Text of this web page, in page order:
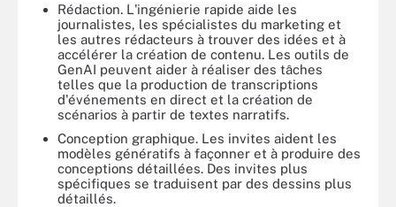
Rédaction. L'ingénierie rapide aide les
journalistes, les spécialistes du marketing et
les autres rédacteurs à trouver des idées et à
accélérer la création de contenu. Les outils de
GenAI peuvent aider à réaliser des tâches
telles que la production de transcriptions
d'événements en direct et la création de
scénarios à partir de textes narratifs.
Conception graphique. Les invites aident les
modèles génératifs à façonner et à produire des
conceptions détaillées. Des invites plus
spécifiques se traduisent par des dessins plus
détaillés.